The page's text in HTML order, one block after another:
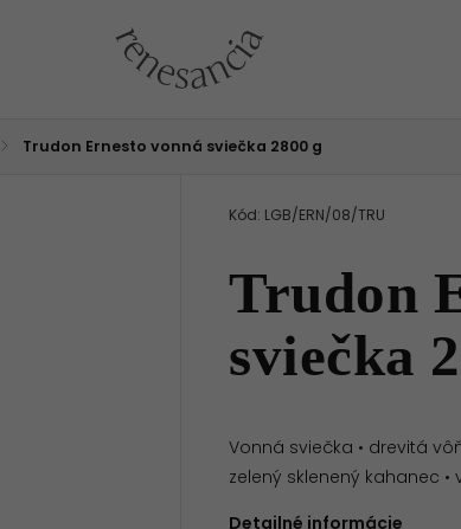
/ Trudon Ernesto vonná sviečka 2800 g
Trudon
sviečka
Kód: LGB/ERN/08/TRU
Vonná sviečka • drevitá
zelený sklenený kahanec
Detailné informácie